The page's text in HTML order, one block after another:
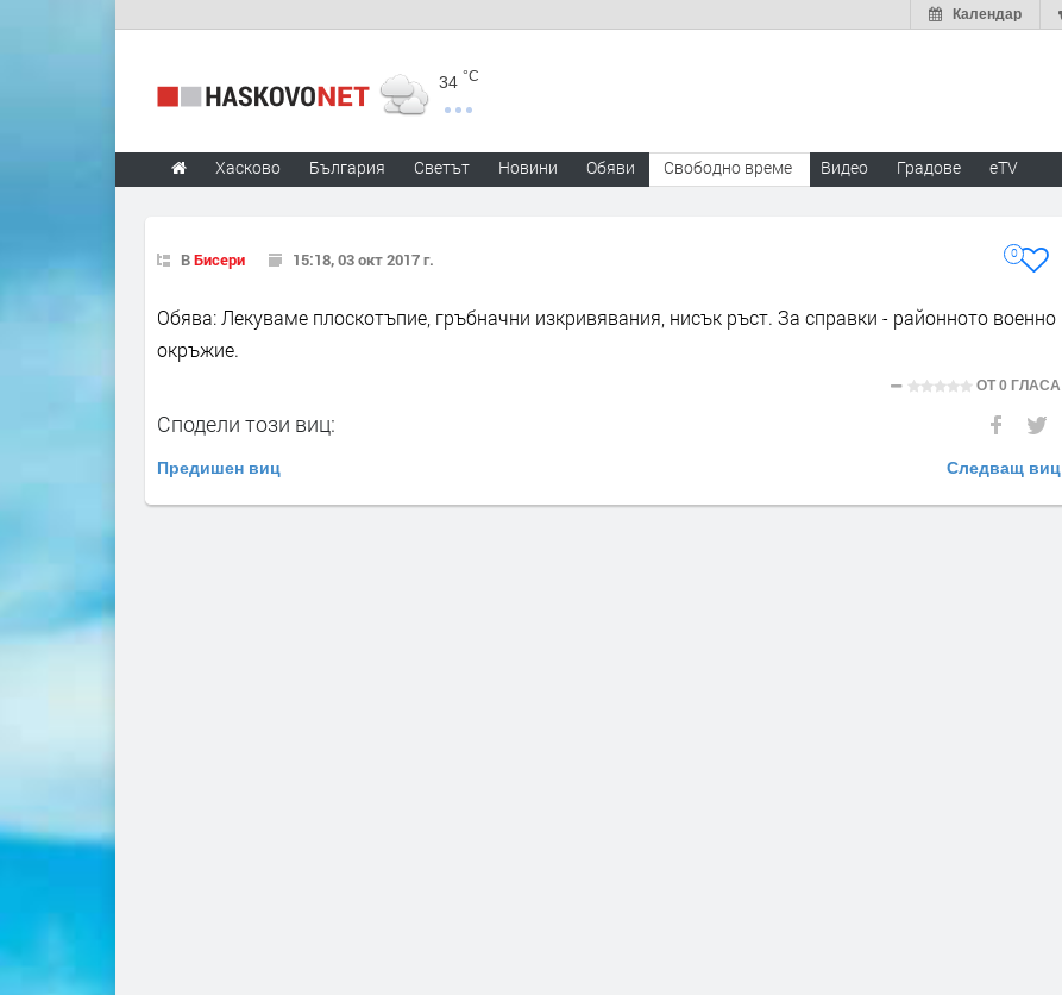
Календар
34 °C
Хасково България Светът Новини Обяви Свободно време Видео Градове eTV
ВБисери 15:18, 03 окт 2017 г. 0
Обява: Лекуваме плоскотъпие, гръбначни изкривявания, нисък ръст. За справки - районното военно
окръжие.
ОТ0 ГЛАСА
Сподели този виц:
Предишен виц Следващ виц